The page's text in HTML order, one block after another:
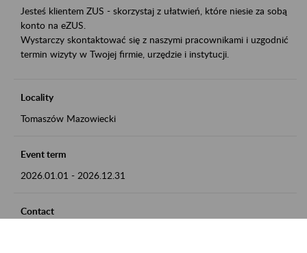
Jesteś klientem ZUS - skorzystaj z ułatwień, które niesie za sobą
konto na eZUS.
Wystarczy skontaktować się z naszymi pracownikami i uzgodnić
termin wizyty w Twojej firmie, urzędzie i instytucji.
Locality
Tomaszów Mazowiecki
Event term
2026.01.01 - 2026.12.31
Contact